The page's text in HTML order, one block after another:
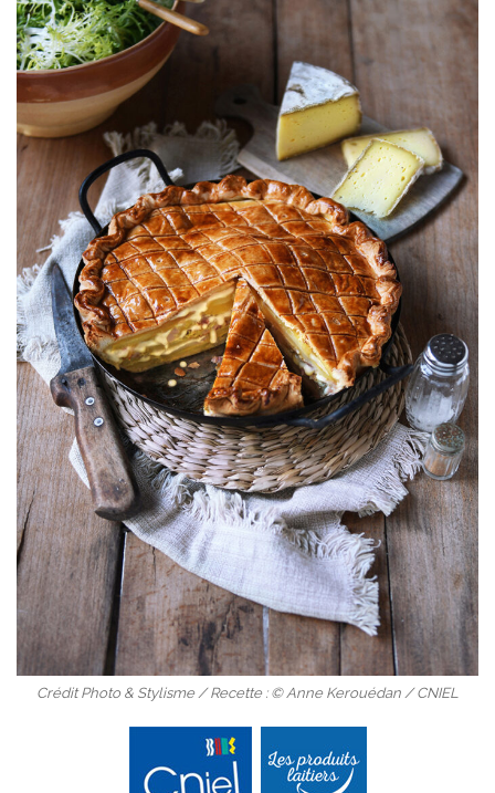
Crédit Photo & Stylisme / Recette : © Anne Kerouédan / CNIEL